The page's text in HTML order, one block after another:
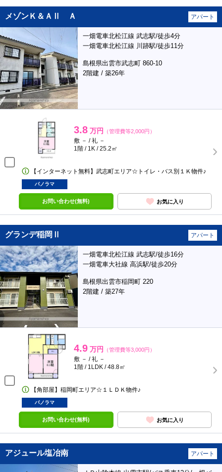
メゾンＫ＆ＡⅡ Ａ アパート
一畑電車北松江線 武志駅/徒歩4分
一畑電車北松江線 川跡駅/徒歩11分
島根県出雲市武志町 860-10
2階建 / 築26年
3.8 万円 （管理費等2,000円）
敷 － / 礼 －
1階 / 1K / 25.2㎡
【インターネット無料】武志町エリア☆トイレ・バス別１Ｋ物件♪
パノラマ
お問い合わせ(無料) お気に入り
グランデ稲岡Ⅱ アパート
一畑電車北松江線 武志駅/徒歩16分
一畑電車大社線 高浜駅/徒歩20分
島根県出雲市稲岡町 220
2階建 / 築27年
4.9 万円 （管理費等3,000円）
敷 － / 礼 －
1階 / 1LDK / 48.8㎡
【角部屋】稲岡町エリア☆１ＬＤＫ物件♪
パノラマ
お問い合わせ(無料) お気に入り
アジュール塩冶南 アパート